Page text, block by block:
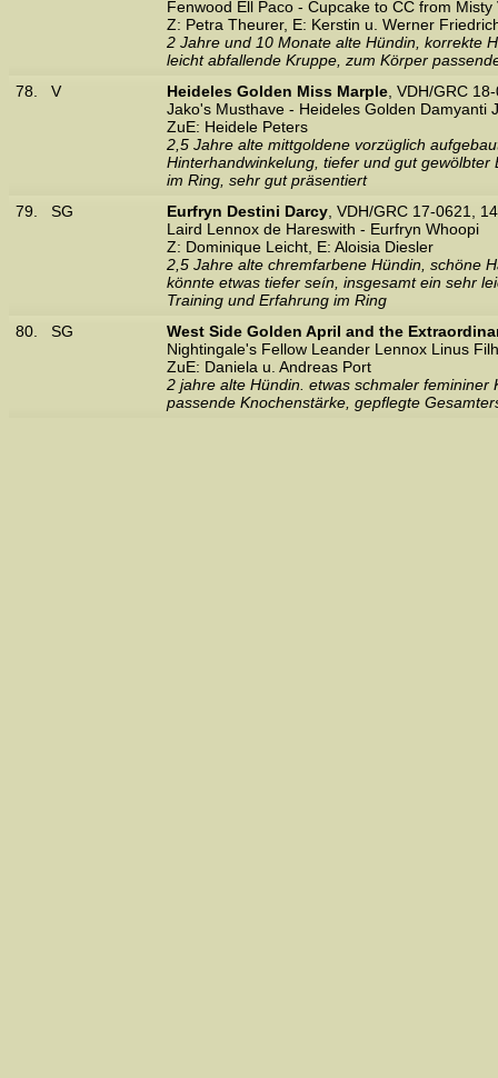
Fenwood Ell Paco - Cupcake to CC from Misty
Z: Petra Theurer, E: Kerstin u. Werner
2 Jahre und 10 Monate alte Hündin, korrekte
leicht abfallende Kruppe, zum Körper
78.
V Heideles Golden Miss Marple , VDH/GRC
Jako's Musthave - Heideles Golden Damyanti
ZuE: Heidele Peters
2,5 Jahre alte mittgoldene vorzüglich
Hinterhandwinkelung, tiefer und gut
im Ring, sehr gut präsentiert
79.
SG Eurfryn Destini Darcy , VDH/GRC 17-0621,
Laird Lennox de Hareswith - Eurfryn Whoopi
Z: Dominique Leicht, E: Aloisia Diesler
2,5 Jahre alte chremfarbene Hündin, schöne
könnte etwas tiefer seín, insgesamt ein sehr
Training und Erfahrung im Ring
80.
SG
West Side Golden April and the
Nightingale's Fellow Leander Lennox Linus
ZuE: Daniela u. Andreas Port
2 jahre alte Hündin. etwas schmaler
passende Knochenstärke, gepflegte